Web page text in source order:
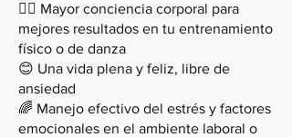
🧘‍♂️ Mayor conciencia corporal para
mejores resultados en tu entrenamiento
físico o de danza
😊 Una vida plena y feliz, libre de
ansiedad
🌈 Manejo efectivo del estrés y factores
emocionales en el ambiente laboral o